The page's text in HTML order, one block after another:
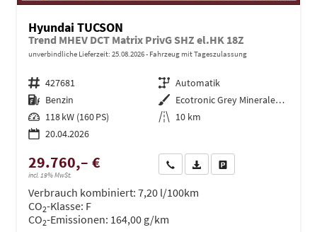
Hyundai TUCSON
Trend MHEV DCT Matrix PrivG SHZ el.HK 18Z
unverbindliche Lieferzeit: 25.08.2026 Fahrzeug mit Tageszulassung
Fahrzeugnr. 427681 Getriebe Automatik
Kraftstoff Benzin Außenfarbe
Ecotronic Grey Mineraleffekt
Leistung 118 kW (160 PS) Kilometerstand 10 km
20.04.2026
29.760,– €
incl. 19% MwSt.
Wir rufen Sie anPDF-Datei, Fahrzeugexposé
Verbrauch kombiniert: 7,20 l/100km
CO2-Klasse: F
CO2-Emissionen: 164,00 g/km